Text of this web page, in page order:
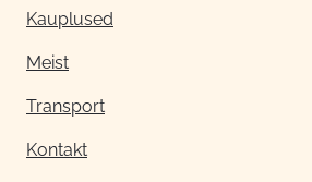
Kauplused
Meist
Transport
Kontakt